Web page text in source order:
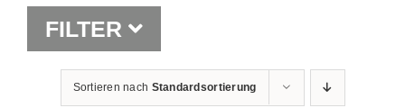
FILTER
Sortieren nach Standardsortierung